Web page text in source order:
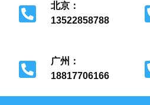
北京：
13522858788
广州：
18817706166